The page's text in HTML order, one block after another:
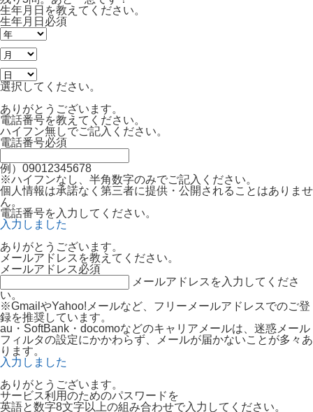
生年月日を教えてください。
生年月日 必須
選択してください。
ありがとうございます。
電話番号を教えてください。
ハイフン無しでご記入ください。
電話番号必須
例）09012345678
※ハイフンなし、半角数字のみでご記入ください。
個人情報は承諾なく第三者に提供・公開されることはありませ
ん。
電話番号を入力してください。
入力しました
ありがとうございます。
メールアドレスを教えてください。
メールアドレス必須
メールアドレスを入力してくださ
い。
※GmailやYahoo!メールなど、フリーメールアドレスでのご登
録を推奨しています。
au・SoftBank・docomoなどのキャリアメールは、迷惑メール
フィルタの設定にかかわらず、メールが届かないことが多々あ
ります。
入力しました
ありがとうございます。
サービス利用のためのパスワードを
英語と数字8文字以上の組み合わせで入力してください。